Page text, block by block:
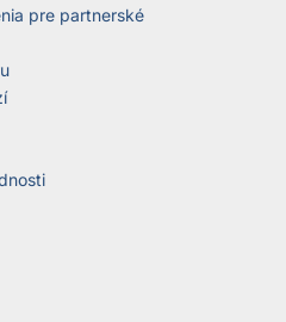
pre partnerské